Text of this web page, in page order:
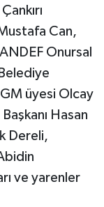
Can,
Onursal
üyesi Olcay
Hasan
Dereli,
ve yarenler